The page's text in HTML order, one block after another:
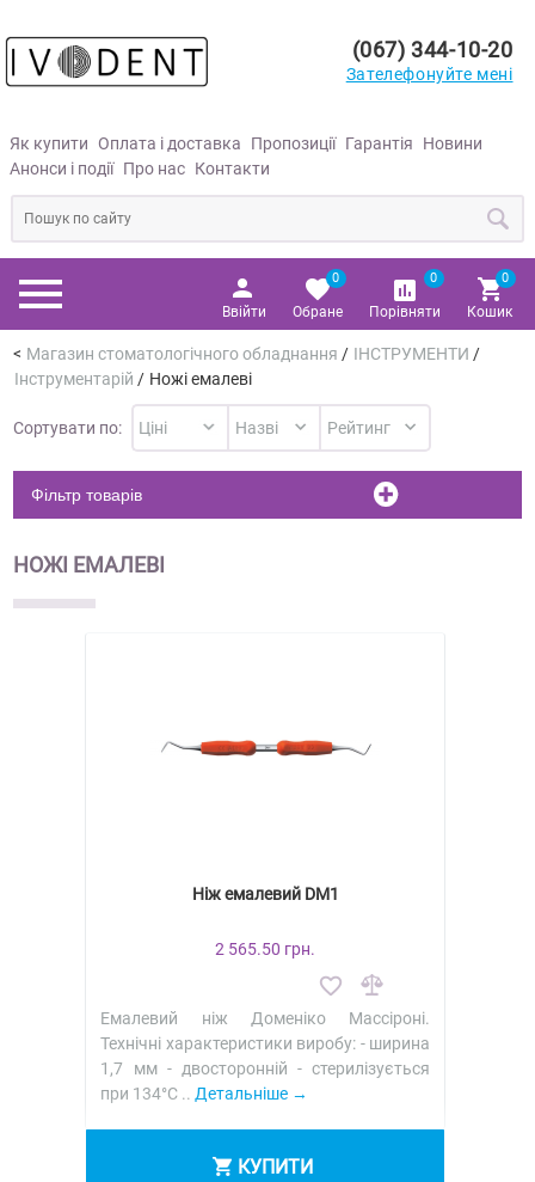
Як купити Оплата і доставка Пропозиції Гарантія
Новини
Анонси і події Про нас Контакти
(067) 344-10-20
Зателефонуйте мені
Ввійти Обране
0
Порівняти
0
Кошик
0
Магазин стоматологічного обладнання / ІНСТРУМЕНТИ /
Інструментарій / Ножі емалеві
Сортувати по:
Фільтр товарів
НОЖІ ЕМАЛЕВІ
Ніж емалевий DM1
2 565.50 грн.
Емалевий ніж Доменіко Массіроні.
Технічні характеристики виробу: - ширина
1,7 мм - двосторонній - стерилізується
при 134°C .. Детальніше
КУПИТИ